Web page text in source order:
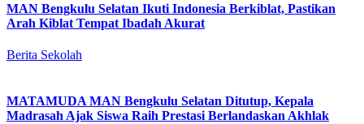
MAN Bengkulu Selatan Ikuti Indonesia Berkiblat, Pastikan
Arah Kiblat Tempat Ibadah Akurat
Berita Sekolah
MATAMUDA MAN Bengkulu Selatan Ditutup, Kepala
Madrasah Ajak Siswa Raih Prestasi Berlandaskan Akhlak